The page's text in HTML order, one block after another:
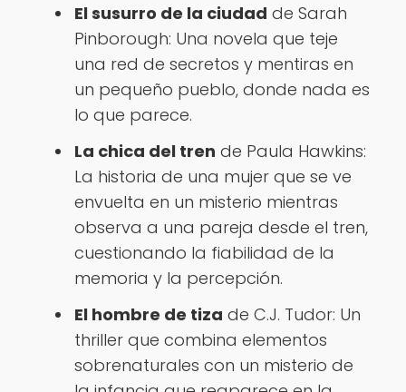
El susurro de la ciudad de Sarah
Pinborough: Una novela que teje
una red de secretos y mentiras en
un pequeño pueblo, donde nada es
lo que parece.
La chica del tren de Paula Hawkins:
La historia de una mujer que se ve
envuelta en un misterio mientras
observa a una pareja desde el tren,
cuestionando la fiabilidad de la
memoria y la percepción.
El hombre de tiza de C.J. Tudor: Un
thriller que combina elementos
sobrenaturales con un misterio de